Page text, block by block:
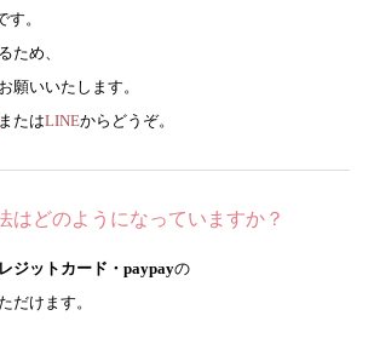
。
ため、
願いいたします。
またはLINEからどうぞ。
はどのようになっていますか？
ジットカード・paypayの
だけます。